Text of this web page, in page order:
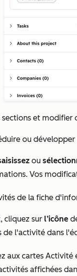
et modifier
ou développer
ou
Vos
de la fiche
cliquez sur l’icône
de l'activité dans
aux cartes Activité
affichées